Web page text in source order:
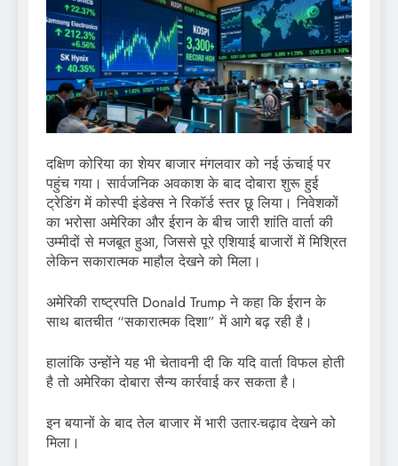
दक्षिण कोरिया का शेयर बाजार मंगलवार को नई ऊंचाई पर
पहुंच गया। सार्वजनिक अवकाश के बाद दोबारा शुरू हुई
ट्रेडिंग में कोस्पी इंडेक्स ने रिकॉर्ड स्तर छू लिया। निवेशकों
का भरोसा अमेरिका और ईरान के बीच जारी शांति वार्ता की
उम्मीदों से मजबूत हुआ, जिससे पूरे एशियाई बाजारों में मिश्रित
लेकिन सकारात्मक माहौल देखने को मिला।
अमेरिकी राष्ट्रपति Donald Trumpने कहा कि ईरान के
साथ बातचीत “सकारात्मक दिशा” में आगे बढ़ रही है।
हालांकि उन्होंने यह भी चेतावनी दी कि यदि वार्ता विफल होती
है तो अमेरिका दोबारा सैन्य कार्रवाई कर सकता है।
इन बयानों के बाद तेल बाजार में भारी उतार-चढ़ाव देखने को
मिला।